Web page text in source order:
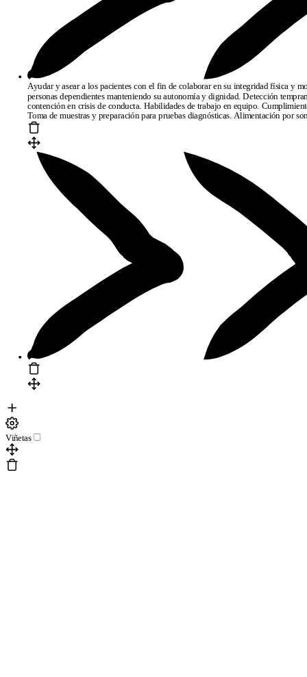
Ayudar y asear a los pacientes con el fin de colaborar en su integridad física y
personas dependientes manteniendo su autonomía y dignidad. Detección
contención en crisis de conducta. Habilidades de trabajo en equipo.
Toma de muestras y preparación para pruebas diagnósticas. Alimentación por
Viñetas